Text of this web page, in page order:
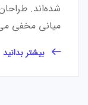
شده‌اند.
میانی مخفی
بیشتر بدانید